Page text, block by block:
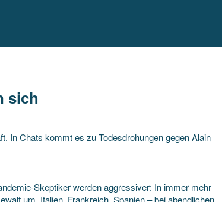
sich
In Chats kommt es zu Todesdrohungen gegen Alain
Skeptiker werden aggressiver: In immer mehr
um. Italien, Frankreich, Spanien – bei abendlichen